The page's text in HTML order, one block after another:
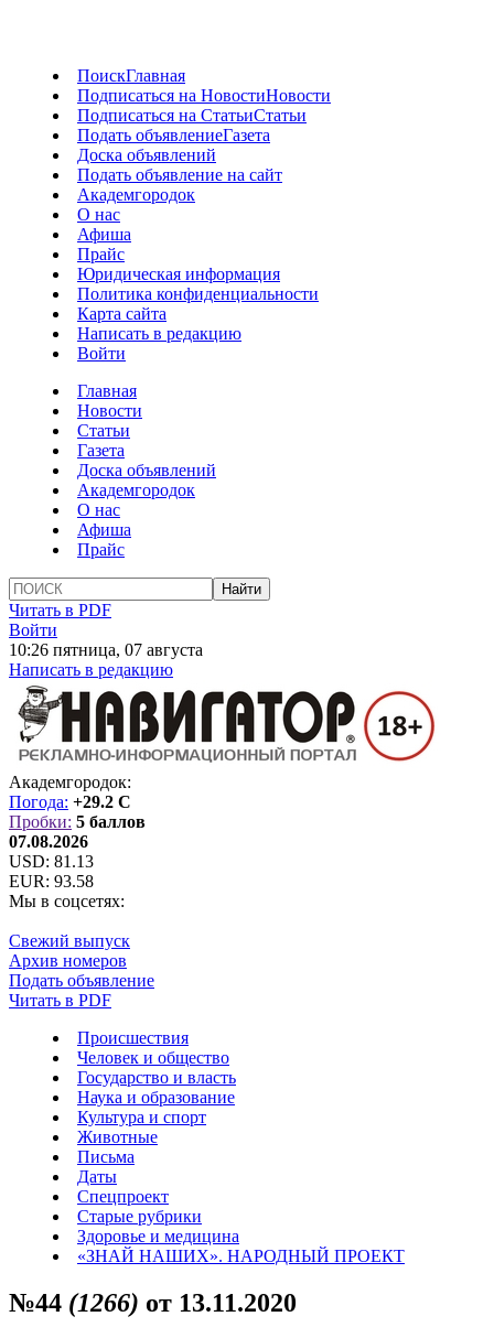
ПоискГлавная
Подписаться на НовостиНовости
Подписаться на СтатьиСтатьи
Подать объявлениеГазета
Доска объявлений
Подать объявление на сайт
Академгородок
О нас
Афиша
Прайс
Юридическая информация
Политика конфиденциальности
Карта сайта
Написать в редакцию
Войти
Главная
Новости
Статьи
Газета
Доска объявлений
Академгородок
О нас
Афиша
Прайс
Читать в PDF
Войти
10:26 пятница, 07 августа
Написать в редакцию
Академгородок:
Погода: +29.2 C
Пробки: 5 баллов
07.08.2026
USD: 81.13
EUR: 93.58
Мы в соцсетях:
Свежий выпуск
Архив номеров
Подать объявление
Читать в PDF
Происшествия
Человек и общество
Государство и власть
Наука и образование
Культура и спорт
Животные
Письма
Даты
Спецпроект
Старые рубрики
Здоровье и медицина
«ЗНАЙ НАШИХ». НАРОДНЫЙ ПРОЕКТ
№44 (1266) от 13.11.2020